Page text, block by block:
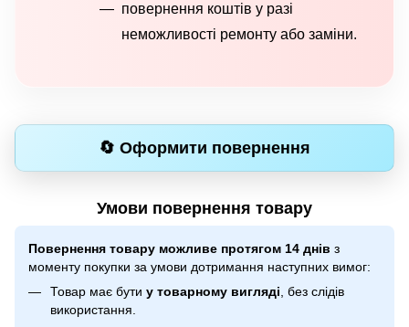
повернення коштів у разі
неможливості ремонту або заміни.
🔄 Оформити повернення
Умови повернення товару
Повернення товару можливе протягом 14 днів з
моменту покупки за умови дотримання наступних вимог:
Товар має бути у товарному вигляді, без слідів
використання.